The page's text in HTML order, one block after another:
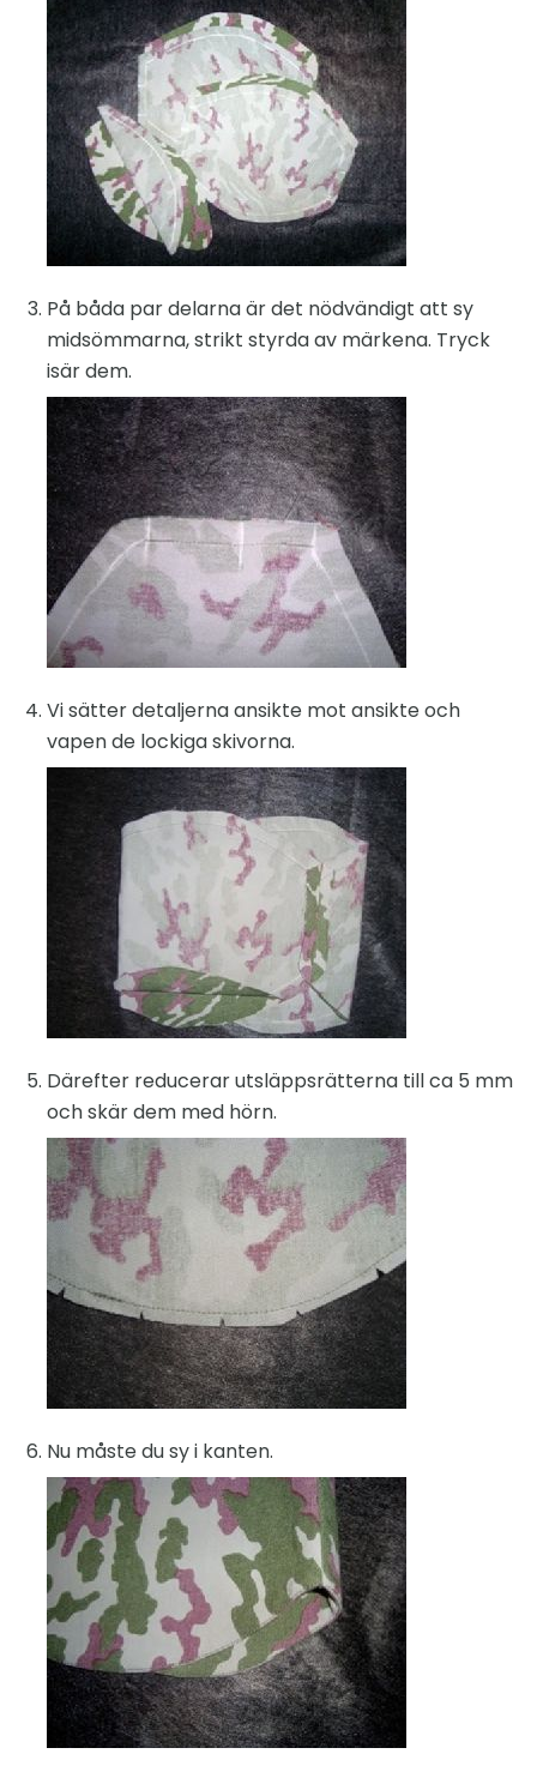
På båda par delarna är det nödvändigt att sy
midsömmarna, strikt styrda av märkena. Tryck
isär dem.
Vi sätter detaljerna ansikte mot ansikte och
vapen de lockiga skivorna.
Därefter reducerar utsläppsrätterna till ca 5 mm
och skär dem med hörn.
Nu måste du sy i kanten.